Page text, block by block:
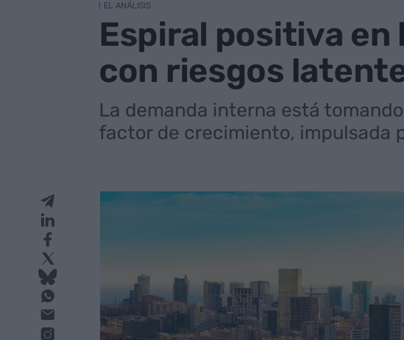
EL ANÁLISIS
Espiral positiva en
con riesgos
La demanda interna está
factor de crecimiento, impulsada